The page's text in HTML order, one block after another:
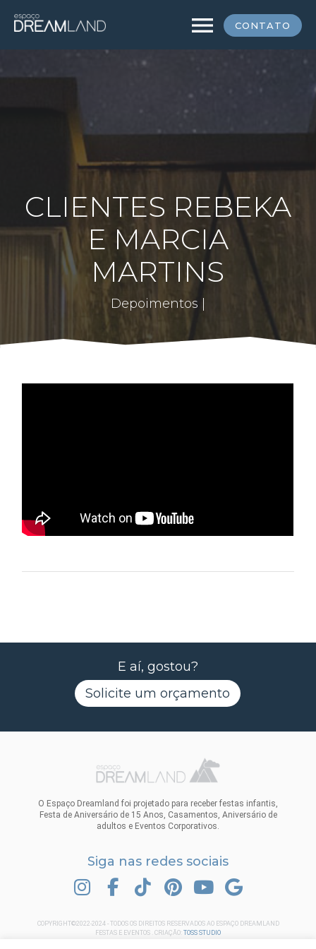
CONTATO
menu
CLIENTES REBEKA
E MARCIA
MARTINS
Depoimentos |
E aí, gostou?
Solicite um orçamento
O Espaço Dreamland foi projetado para receber festas infantis,
Festa de Aniversário de 15 Anos, Casamentos, Aniversário de
adultos e Eventos Corporativos.
Siga nas redes sociais
INSTAGRAMFACEBOOKTIK TOK PINTERESTYOUTUBE
COPYRIGHT©2022-2024 - TODOS OS DIREITOS RESERVADOS AO ESPAÇO DREAMLAND
FESTAS E EVENTOS . CRIAÇÃO:TOSS STUDIO